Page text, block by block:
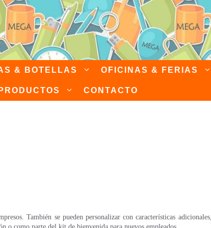
& BOTELLAS OFICINAS & FERIAS
CONTACTO
para empresas
También se pueden personalizar con características